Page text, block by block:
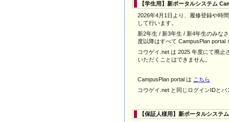
【学生用】新ポータルシステム
2026年4月1日より、履修登録や時
して行います。
新2年生 / 新3年生 / 新4年生のみな
度以降はすべて CampusPlan portal
コウゲイ.net は 2025 年度にて廃止
いただくことはできません。
CampusPlan portal は こちら
コウゲイ.net と同じログインIDと
【保証人様用】新ポータルシステ